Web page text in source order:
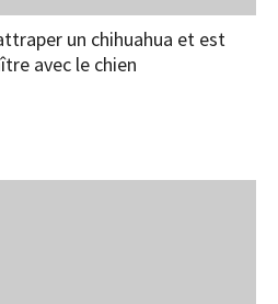
un chihuahua et est
avec le chien